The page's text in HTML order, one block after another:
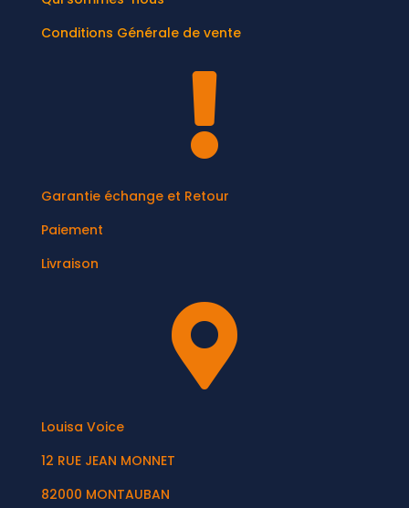
Conditions Générale de vente

Garantie échange et Retour
Paiement
Livraison

Louisa Voice
12 RUE JEAN MONNET
82000 MONTAUBAN